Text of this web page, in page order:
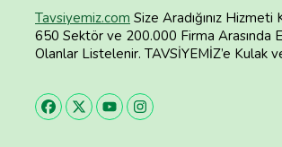
Tavsiyemiz.com Size Aradığınız Hizmeti
650 Sektör ve 200.000 Firma Arasında
Olanlar Listelenir. TAVSİYEMİZ’e Kulak